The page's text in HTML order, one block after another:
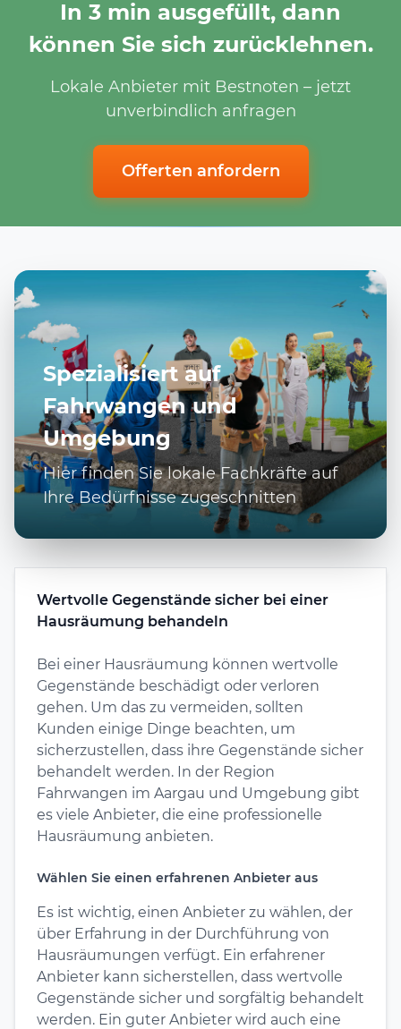
In 3 min ausgefüllt, dann
können Sie sich zurücklehnen.
Lokale Anbieter mit Bestnoten – jetzt
unverbindlich anfragen
Offerten anfordern
Spezialisiert auf
Fahrwangen und
Umgebung
Hier finden Sie lokale Fachkräfte auf
Ihre Bedürfnisse zugeschnitten
Wertvolle Gegenstände sicher bei einer
Hausräumung behandeln
Bei einer Hausräumung können wertvolle
Gegenstände beschädigt oder verloren
gehen. Um das zu vermeiden, sollten
Kunden einige Dinge beachten, um
sicherzustellen, dass ihre Gegenstände sicher
behandelt werden. In der Region
Fahrwangen im Aargau und Umgebung gibt
es viele Anbieter, die eine professionelle
Hausräumung anbieten.
Wählen Sie einen erfahrenen Anbieter aus
Es ist wichtig, einen Anbieter zu wählen, der
über Erfahrung in der Durchführung von
Hausräumungen verfügt. Ein erfahrener
Anbieter kann sicherstellen, dass wertvolle
Gegenstände sicher und sorgfältig behandelt
werden. Ein guter Anbieter wird auch eine